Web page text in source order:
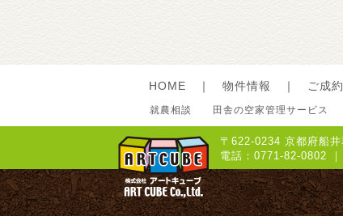
HOME ｜ 物件情報 ｜ ご成
就農相談 田舎の空家管理サービス
〒622-0234 京都府船
電話：0771-82-0802